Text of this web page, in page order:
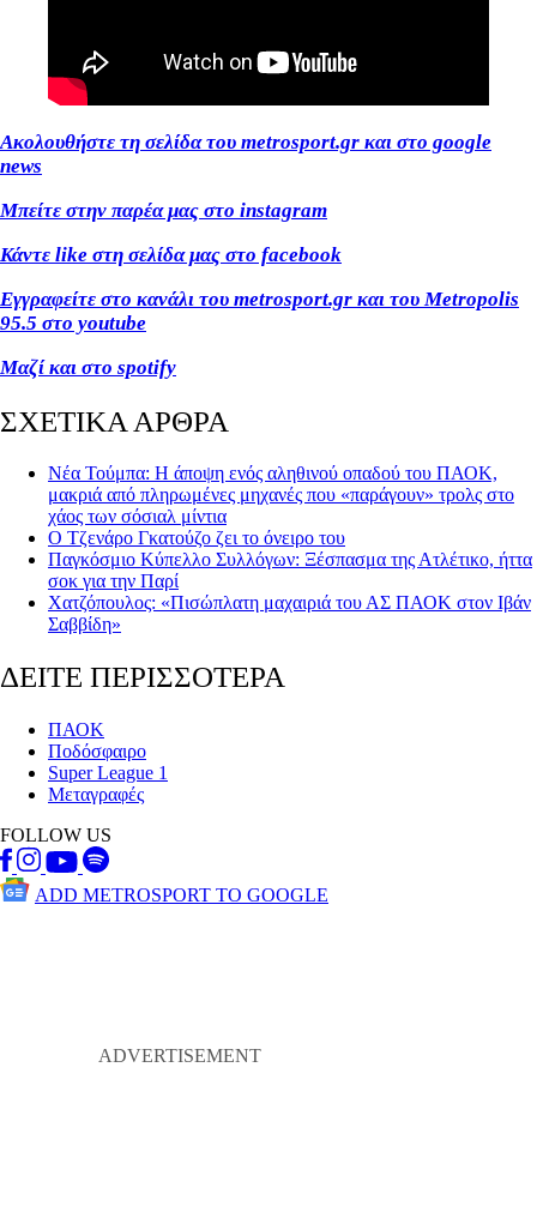
Ακολουθήστε τη σελίδα του metrosport.gr και στο google
news
Μπείτε στην παρέα μας στο instagram
Κάντε like στη σελίδα μας στο facebook
Εγγραφείτε στο κανάλι του metrosport.gr και του Metropolis
95.5 στο youtube
Μαζί και στο spotify
ΣΧΕΤΙΚΑ ΑΡΘΡΑ
Νέα Τούμπα: Η άποψη ενός αληθινού οπαδού του ΠΑΟΚ,
μακριά από πληρωμένες μηχανές που «παράγουν» τρολς στο
χάος των σόσιαλ μίντια
Ο Τζενάρο Γκατούζο ζει το όνειρο του
Παγκόσμιο Κύπελλο Συλλόγων: Ξέσπασμα της Ατλέτικο, ήττα
σοκ για την Παρί
Χατζόπουλος: «Πισώπλατη μαχαιριά του ΑΣ ΠΑΟΚ στον Ιβάν
Σαββίδη»
ΔΕΙΤΕ ΠΕΡΙΣΣΟΤΕΡΑ
ΠΑΟΚ
Ποδόσφαιρο
Super League 1
Μεταγραφές
FOLLOW US
ADD METROSPORT TO GOOGLE